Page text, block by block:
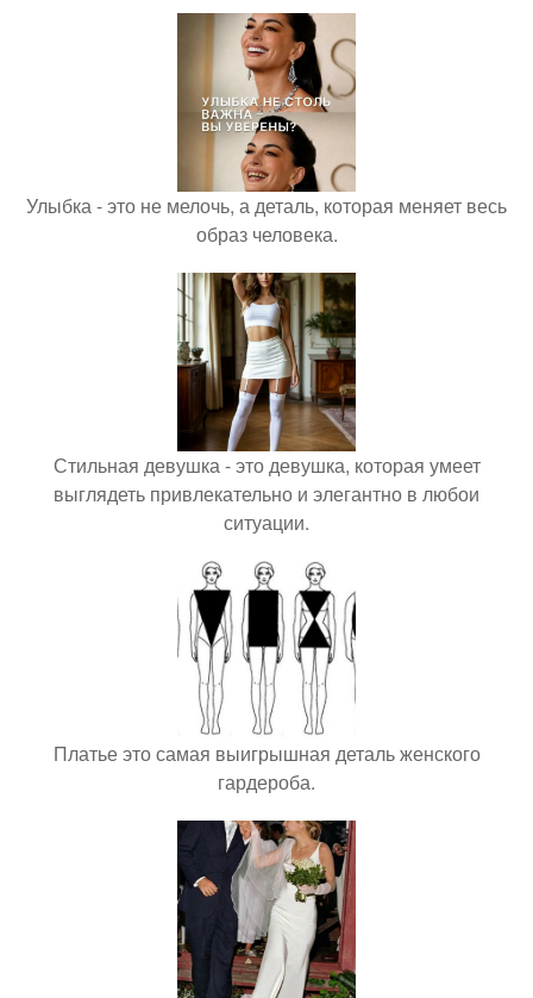
Улыбка - это не мелочь, а деталь, которая меняет весь
образ человека.
Стильная девушка - это девушка, которая умеет
выглядеть привлекательно и элегантно в любои
ситуации.
Платье это самая выигрышная деталь женского
гардероба.